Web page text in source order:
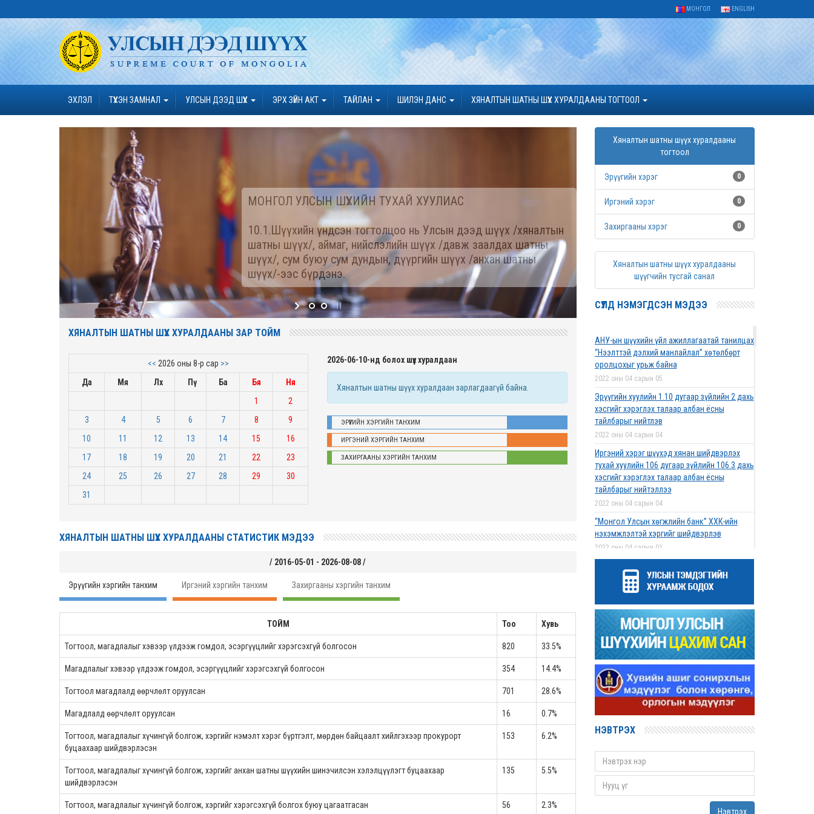
МОНГОЛ ENGLISH
ЭХЛЭЛ ТҮҮХЭН ЗАМНАЛ УЛСЫН ДЭЭД ШҮҮХ ЭРХ ЗҮЙН АКТ ТАЙЛАН ШИЛЭН ДАНС ХЯНАЛТЫН ШАТНЫ ШҮҮХ ХУРАЛДААНЫ ТОГТООЛ
МОНГОЛ УЛСЫН ШҮҮХИЙН ТУХАЙ ХУУЛИАС
10.1.Шүүхийн үндсэн тогтолцоо нь Улсын дээд шүүх /хяналтын
шатны шүүх/, аймаг, нийслэлийн шүүх /давж заалдах шатны
шүүх/, сум буюу сум дундын, дүүргийн шүүх /анхан шатны
шүүх/-ээс бүрдэнэ.
ХЯНАЛТЫН ШАТНЫ ШҮҮХ ХУРАЛДААНЫ ЗАР ТОЙМ
<< 2026 оны 8-р сар >>
Да
Мя Лх Пү Ба Бя
Ня
1
2
3
4 5 6 7 8
9
10
11 12 13 14 15
16
17
18 19 20 21 22
23
24
25 26 27 28 29
30
31
2026-06-10-нд болох шүүх хуралдаан
Хяналтын шатны шүүх хуралдаан зарлагдаагүй байна.
ЭРҮҮГИЙН ХЭРГИЙН ТАНХИМ
ИРГЭНИЙ ХЭРГИЙН ТАНХИМ
ЗАХИРГААНЫ ХЭРГИЙН ТАНХИМ
ХЯНАЛТЫН ШАТНЫ ШҮҮХ ХУРАЛДААНЫ СТАТИСТИК МЭДЭЭ
/ 2016-05-01 - 2026-08-08 /
Эрүүгийн хэргийн танхим Иргэний хэргийн танхим Захиргааны хэргийн танхим
ТОЙМ Тоо Хувь
Тогтоол, магадлалыг хэвээр үлдээж гомдол, эсэргүүцлийг хэрэгсэхгүй болгосон 820 33.5%
Магадлалыг хэвээр үлдээж гомдол, эсэргүүцлийг хэрэгсэхгүй болгосон 354 14.4%
Тогтоол магадлалд өөрчлөлт оруулсан 701 28.6%
Магадлалд өөрчлөлт оруулсан 16 0.7%
Тогтоол, магадлалыг хүчингүй болгож, хэргийг нэмэлт хэрэг бүртгэлт, мөрдөн байцаалт хийлгэхээр прокурорт
буцаахаар шийдвэрлэсэн
153 6.2%
Тогтоол, магадлалыг хүчингүй болгож, хэргийг анхан шатны шүүхийн шинэчилсэн хэлэлцүүлэгт буцаахаар
шийдвэрлэсэн
135 5.5%
Тогтоол, магадлалыг хүчингүй болгож, хэргийг хэрэгсэхгүй болгох буюу цагаатгасан 56 2.3%
Хяналтын шатны шүүх хуралдааны
тогтоол
Эрүүгийн хэрэг 0
Иргэний хэрэг 0
Захиргааны хэрэг 0
Хяналтын шатны шүүх хуралдааны
шүүгчийн тусгай санал
СҮҮЛД НЭМЭГДСЭН МЭДЭЭ
АНУ-ын шүүхийн үйл ажиллагаатай танилцах
“Нээлттэй дэлхий манлайлал” хөтөлбөрт
оролцохыг урьж байна
2022 оны 04 сарын 05
Эрүүгийн хуулийн 1.10 дугаар зүйлийн 2 дахь
хэсгийг хэрэглэх талаар албан ёсны
тайлбарыг нийтлэв
2022 оны 04 сарын 04
Иргэний хэрэг шүүхэд хянан шийдвэрлэх
тухай хуулийн 106 дугаар зүйлийн 106.3 дахь
хэсгийг хэрэглэх талаар албан ёсны
тайлбарыг нийтэллээ
2022 оны 04 сарын 04
“Монгол Улсын хөгжлийн банк” ХХК-ийн
нэхэмжлэлтэй хэргийг шийдвэрлэв
2022 оны 04 сарын 01
2022 оны 03 сарын 31
Нээлттэй ажлын байрны зар
2022 оны 03 сарын 31
Д.Гүрсоронз нарт холбогдох хэргийг
хяналтын шатны шүүх хуралдаанаар
хэлэлцүүлэхээс татгалзав
2022 оны 03 сарын 30
Дээд шүүхийн нийт шүүгчийн хуралдаан
2022 оны 03 сарын 29
2022 оны 03 сарын 17
Монгол Улсын дээд шүүхийн Тамгын газрын
даргаар С.Заяадэлгэрийг томиллоо
НЭВТРЭХ
Нэвтрэх